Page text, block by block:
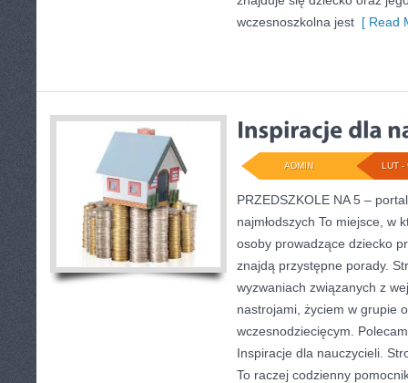
wczesnoszkolna jest [ Read
LUT -
ADMIN
PRZEDSZKOLE NA 5 –
najmłodszych To miejsce, w
osoby prowadzące dziecko
znajdą przystępne porady.
wyzwaniach związanych z
nastrojami, życiem w grupie
wczesnodziecięcym.
Inspiracje dla nauczycieli.
To raczej codzienny